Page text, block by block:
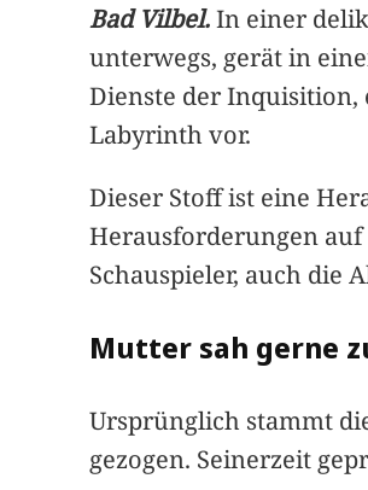
Bad Vilbel.In einer
unterwegs, gerät in
Dienste der
Labyrinth vor.
Dieser Stoff ist eine
Herausforderungen
Schauspieler, auch die
Mutter sah gerne
Ursprünglich stammt
gezogen. Seinerzeit